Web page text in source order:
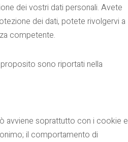
dei vostri dati personali. Avete
dei dati, potete rivolgervi a
competente.
sono riportati nella
avviene soprattutto con i cookie e
il comportamento di